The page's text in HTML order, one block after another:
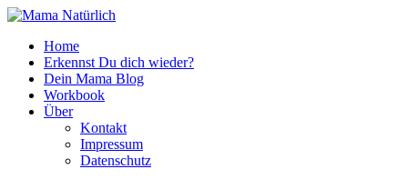
Home
Erkennst Du dich wieder?
Dein Mama Blog
Workbook
Über
Kontakt
Impressum
Datenschutz